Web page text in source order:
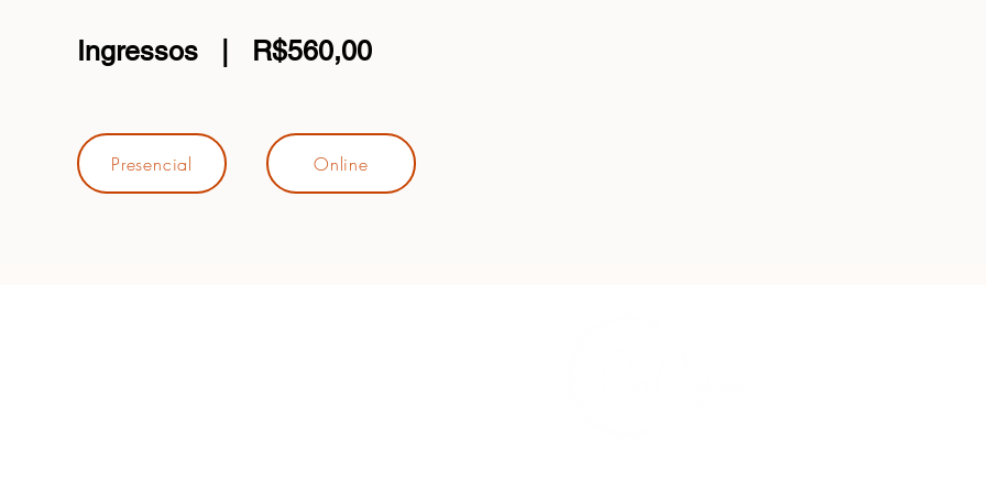
Ingressos | R$560,00
Presencial Online